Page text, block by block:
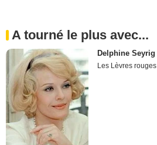
A tourné le plus avec...
Delphine Seyrig
Les Lèvres rouges